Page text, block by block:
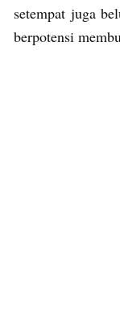
setempat juga
berpotensi